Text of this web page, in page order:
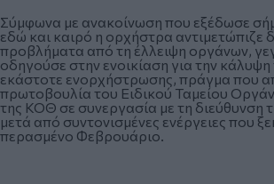
Σύμφωνα με ανακοίνωση που εξέδωσε
εδώ και καιρό η ορχήστρα αντιμετώπιζε
προβλήματα από τη έλλειψη οργάνων,
οδηγούσε στην ενοικίαση για την
εκάστοτε ενορχήστρωσης, πράγμα που
πρωτοβουλία του Ειδικού Ταμείου
της ΚΟΘ σε συνεργασία με τη διεύθυνση
μετά από συντονισμένες ενέργειες που
περασμένο Φεβρουάριο.